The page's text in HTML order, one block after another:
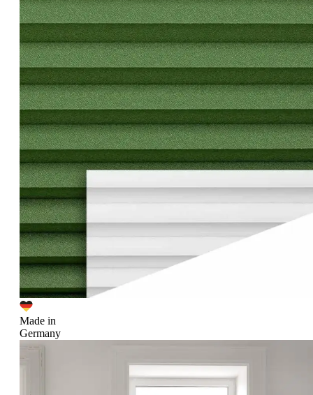
Made in
Germany